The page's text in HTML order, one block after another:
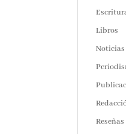
Libros
Noticias
Reseñas